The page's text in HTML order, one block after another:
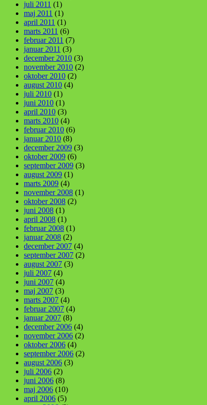
juli 2011 (1)
maj 2011 (1)
april 2011 (1)
marts 2011 (6)
februar 2011 (7)
januar 2011 (3)
december 2010 (3)
november 2010 (2)
oktober 2010 (2)
august 2010 (4)
juli 2010 (1)
juni 2010 (1)
april 2010 (3)
marts 2010 (4)
februar 2010 (6)
januar 2010 (8)
december 2009 (3)
oktober 2009 (6)
september 2009 (3)
august 2009 (1)
marts 2009 (4)
november 2008 (1)
oktober 2008 (2)
juni 2008 (1)
april 2008 (1)
februar 2008 (1)
januar 2008 (2)
december 2007 (4)
september 2007 (2)
august 2007 (3)
juli 2007 (4)
juni 2007 (4)
maj 2007 (3)
marts 2007 (4)
februar 2007 (4)
januar 2007 (8)
december 2006 (4)
november 2006 (2)
oktober 2006 (4)
september 2006 (2)
august 2006 (3)
juli 2006 (2)
juni 2006 (8)
maj 2006 (10)
april 2006 (5)